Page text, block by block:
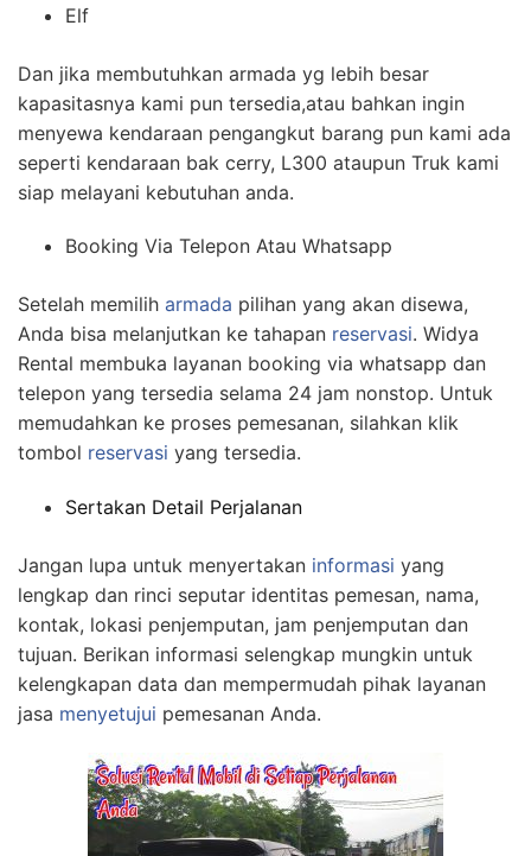
Elf
Dan jika membutuhkan armada yg lebih besar
kapasitasnya kami pun tersedia,atau bahkan ingin
menyewa kendaraan pengangkut barang pun kami ada
seperti kendaraan bak cerry, L300 ataupun Truk kami
siap melayani kebutuhan anda.
Booking Via Telepon Atau Whatsapp
Setelah memilih armada pilihan yang akan disewa,
Anda bisa melanjutkan ke tahapan reservasi. Widya
Rental membuka layanan booking via whatsapp dan
telepon yang tersedia selama 24 jam nonstop. Untuk
memudahkan ke proses pemesanan, silahkan klik
tombol reservasi yang tersedia.
Sertakan Detail Perjalanan
Jangan lupa untuk menyertakan informasi yang
lengkap dan rinci seputar identitas pemesan, nama,
kontak, lokasi penjemputan, jam penjemputan dan
tujuan. Berikan informasi selengkap mungkin untuk
kelengkapan data dan mempermudah pihak layanan
jasa menyetujui pemesanan Anda.